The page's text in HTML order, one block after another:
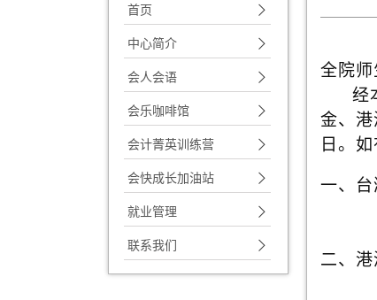
首页
中心简介
会人会语
会乐咖啡馆
会计菁英训练营
会快成长加油站
就业管理
联系我们
全院师
经
金、港
日。
一、
陈
二、